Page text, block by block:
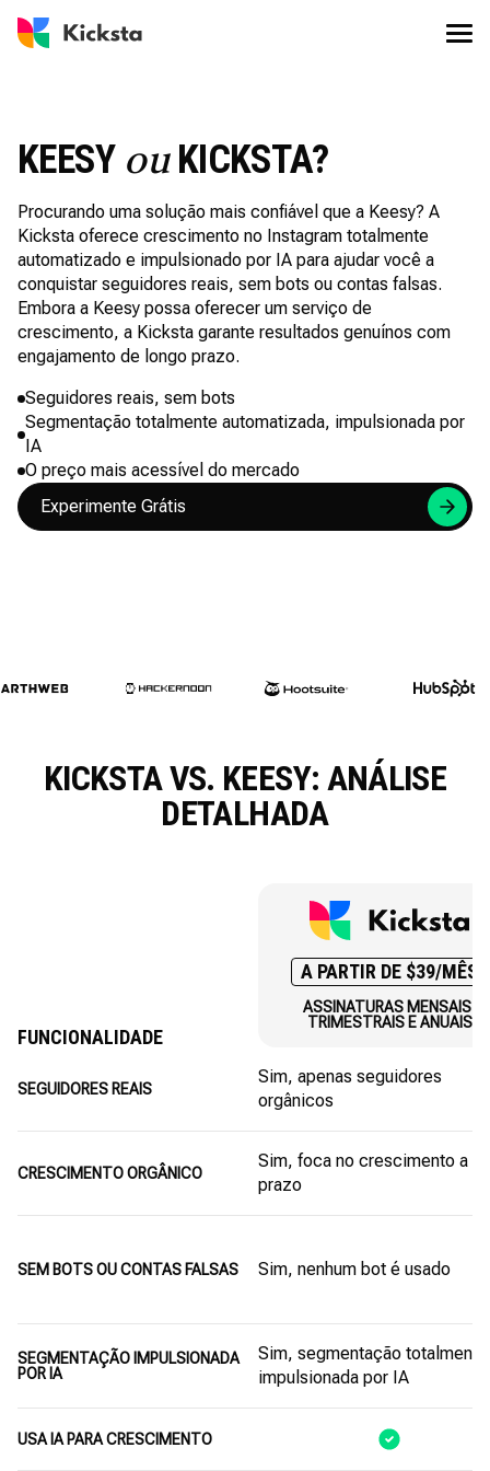
KEESY ouKICKSTA?
Procurando uma solução mais confiável que a Keesy? A
Kicksta oferece crescimento no Instagram totalmente
automatizado e impulsionado por IA para ajudar você a
conquistar seguidores reais, sem bots ou contas falsas.
Embora a Keesy possa oferecer um serviço de
crescimento, a Kicksta garante resultados genuínos com
engajamento de longo prazo.
Seguidores reais, sem bots
Segmentação totalmente automatizada, impulsionada por
IA
O preço mais acessível do mercado
Experimente Grátis
KICKSTA VS. KEESY: ANÁLISE
DETALHADA
FUNCIONALIDADE
A PARTIR DE $39/MÊS
ASSINATURAS MENSAIS,
TRIMESTRAIS E ANUAIS
SEGUIDORES REAIS
Sim, apenas seguidores
orgânicos
CRESCIMENTO ORGÂNICO
Sim, foca no crescimento a
prazo
SEM BOTS OU CONTAS FALSAS Sim, nenhum bot é usado
SEGMENTAÇÃO IMPULSIONADA
POR IA
Sim, segmentação totalmente
impulsionada por IA
USA IA PARA CRESCIMENTO